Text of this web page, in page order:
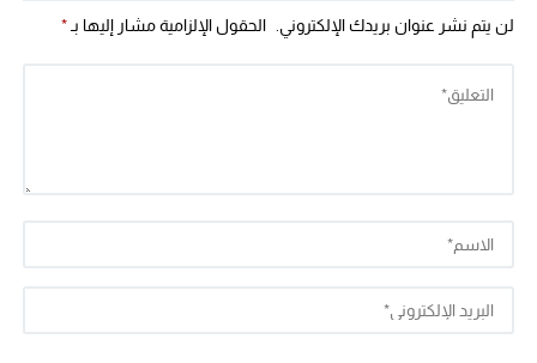
لن يتم نشر عنوان بريدك الإلكتروني. الحقول الإلزامية مشار إليها بـ*